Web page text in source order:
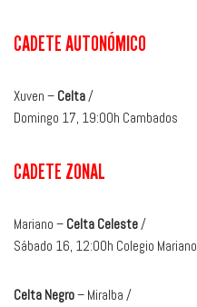
CADETE AUTONÓMICO
Xuven – Celta/
Domingo 17, 19:00h Cambados
CADETE ZONAL
Mariano – Celta Celeste/
Sábado 16, 12:00h Colegio Mariano
Celta Negro– Miralba /